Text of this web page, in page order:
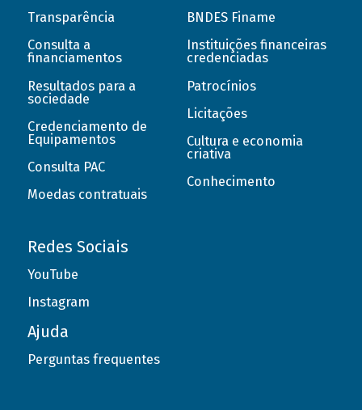
Transparência
Consulta a
financiamentos
Resultados para a
sociedade
Credenciamento de
Equipamentos
Consulta PAC
Moedas contratuais
BNDES Finame
Instituições financeiras
credenciadas
Patrocínios
Licitações
Cultura e economia
criativa
Conhecimento
Redes Sociais
YouTube
Instagram
Ajuda
Perguntas frequentes